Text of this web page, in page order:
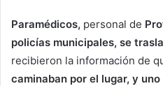
Paramédicos, personal de
policías municipales, se
recibieron la información de
caminaban por el lugar, y